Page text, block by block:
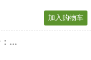
加入购物车
...